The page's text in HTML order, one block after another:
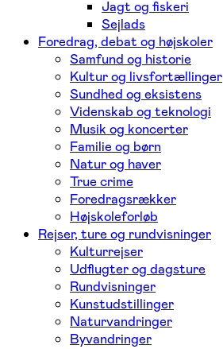
Jagt og fiskeri
Sejlads
Foredrag, debat og højskoler
Samfund og historie
Kultur og livsfortællinger
Sundhed og eksistens
Videnskab og teknologi
Musik og koncerter
Familie og børn
Natur og haver
True crime
Foredragsrækker
Højskoleforløb
Rejser, ture og rundvisninger
Kulturrejser
Udflugter og dagsture
Rundvisninger
Kunstudstillinger
Naturvandringer
Byvandringer